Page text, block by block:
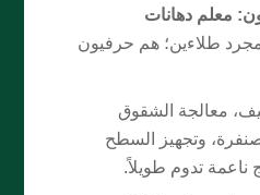
معلم دهانات
مجرد طلاءين؛ هم حرفيون
معالجة الشقوق
وتجهيز السطح
ناعمة تدوم طويلاً.